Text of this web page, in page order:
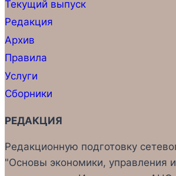
Текущий выпуск
Редакция
Архив
Правила
Услуги
Сборники
РЕДАКЦИЯ
Редакционную подготовку
"Основы экономики, управления